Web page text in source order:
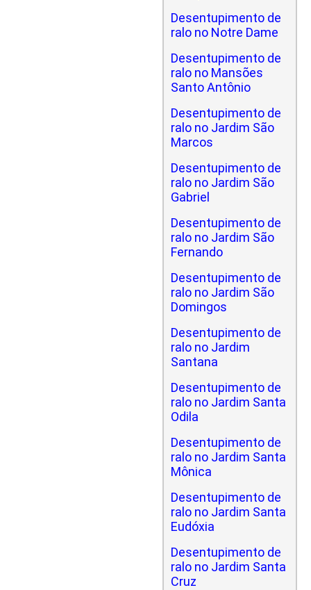
Desentupimento de
ralo no Notre Dame
Desentupimento de
ralo no Mansões
Santo Antônio
Desentupimento de
ralo no Jardim São
Marcos
Desentupimento de
ralo no Jardim São
Gabriel
Desentupimento de
ralo no Jardim São
Fernando
Desentupimento de
ralo no Jardim São
Domingos
Desentupimento de
ralo no Jardim
Santana
Desentupimento de
ralo no Jardim Santa
Odila
Desentupimento de
ralo no Jardim Santa
Mônica
Desentupimento de
ralo no Jardim Santa
Eudóxia
Desentupimento de
ralo no Jardim Santa
Cruz